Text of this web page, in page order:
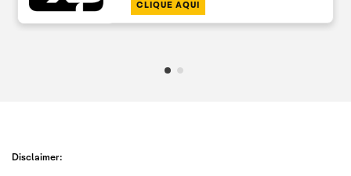
CLIQUE AQUI
Disclaimer: